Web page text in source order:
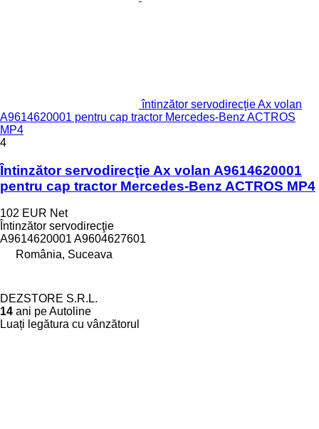
întinzător servodirecţie Ax volan
A9614620001 pentru cap tractor Mercedes-Benz ACTROS
MP4
4
Întinzător servodirecţie Ax volan A9614620001
pentru cap tractor Mercedes-Benz ACTROS MP4
102 EUR Net
Întinzător servodirecţie
A9614620001 A9604627601
România, Suceava
DEZSTORE S.R.L.
14 ani pe Autoline
Luați legătura cu vânzătorul